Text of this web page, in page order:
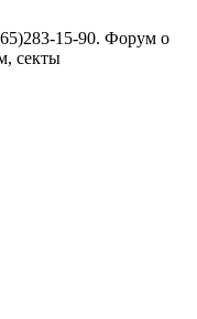
15-90. Форум о
секты